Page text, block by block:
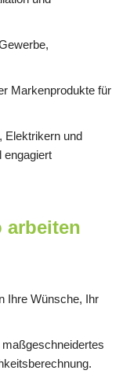
Markenprodukte für
Elektrikern und
engagiert
arbeiten
Ihre Wünsche, Ihr